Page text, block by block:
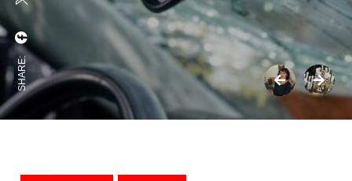
SHARE: